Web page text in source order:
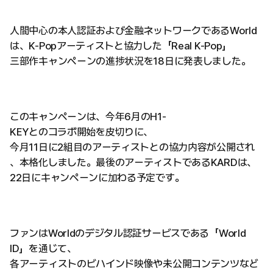
人間中心の本人認証および金融ネットワークであるWorld
は、K-Popアーティストと協力した「Real K-Pop」
三部作キャンペーンの進捗状況を18日に発表しました。
このキャンペーンは、今年6月のH1-
KEYとのコラボ開始を皮切りに、
今月11日に2組目のアーティストとの協力内容が公開され
、本格化しました。最後のアーティストであるKARDは、
22日にキャンペーンに加わる予定です。
ファンはWorldのデジタル認証サービスである「World
ID」を通じて、
各アーティストのビハインド映像や未公開コンテンツなど